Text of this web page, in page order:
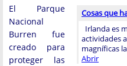
Cosas que
Irlanda es
actividades
magníficas
Abrir
El Parque
Nacional
Burren fue
creado para
proteger las